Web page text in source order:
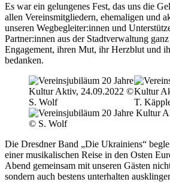
Es war ein gelungenes Fest, das uns die
allen Vereinsmitgliedern, ehemaligen und
unseren Wegbegleiter:innen und
Partner:innen aus der Stadtverwaltung
Engagement, ihren Mut, ihr Herzblut und
bedanken.
Die Dresdner Band „Die Ukrainiens“
einer musikalischen Reise in den Osten
Abend gemeinsam mit unseren Gästen
sondern auch bestens unterhalten